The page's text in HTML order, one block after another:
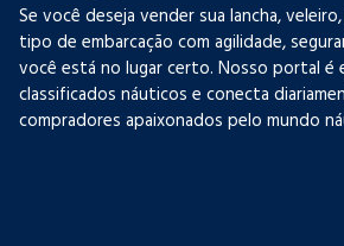
Se você deseja vender sua lancha,
tipo de embarcação com agilidade,
você está no lugar certo. Nosso portal é
classificados náuticos e conecta
compradores apaixonados pelo mundo